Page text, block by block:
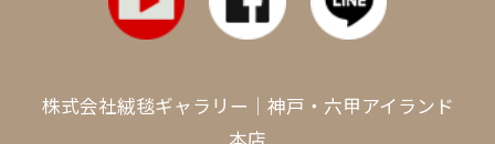
株式会社絨毯ギャラリー｜神戸・六甲アイランド
本店